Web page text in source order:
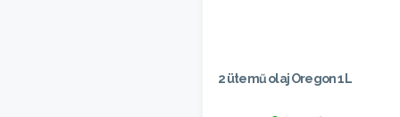
2 ütemű olaj Oregon 1L